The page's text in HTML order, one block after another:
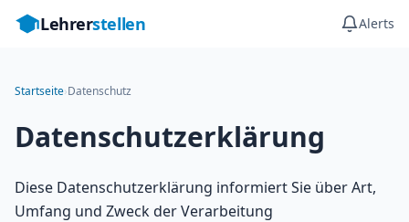
Lehrerstellen Alerts
Startseite›Datenschutz
Datenschutzerklärung
Diese Datenschutzerklärung informiert Sie über Art,
Umfang und Zweck der Verarbeitung